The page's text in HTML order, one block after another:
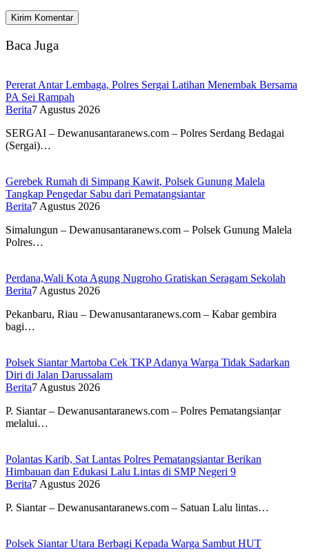
Baca Juga
Pererat Antar Lembaga, Polres Sergai Latihan Menembak Bersama
PA Sei Rampah
Berita7 Agustus 2026
SERGAI – Dewanusantaranews.com – Polres Serdang Bedagai
(Sergai)…
Gerebek Rumah di Simpang Kawit, Polsek Gunung Malela
Tangkap Pengedar Sabu dari Pematangsiantar
Berita7 Agustus 2026
Simalungun – Dewanusantaranews.com – Polsek Gunung Malela
Polres…
Perdana,Wali Kota Agung Nugroho Gratiskan Seragam Sekolah
Berita7 Agustus 2026
Pekanbaru, Riau – Dewanusantaranews.com – Kabar gembira
bagi…
Polsek Siantar Martoba Cek TKP Adanya Warga Tidak Sadarkan
Diri di Jalan Darussalam
Berita7 Agustus 2026
P. Siantar – Dewanusantaranews.com – Polres Pematangsianțar
melalui…
Polantas Karib, Sat Lantas Polres Pematangsiantar Berikan
Himbauan dan Edukasi Lalu Lintas di SMP Negeri 9
Berita7 Agustus 2026
P. Siantar – Dewanusantaranews.com – Satuan Lalu lintas…
Polsek Siantar Utara Berbagi Kepada Warga Sambut HUT